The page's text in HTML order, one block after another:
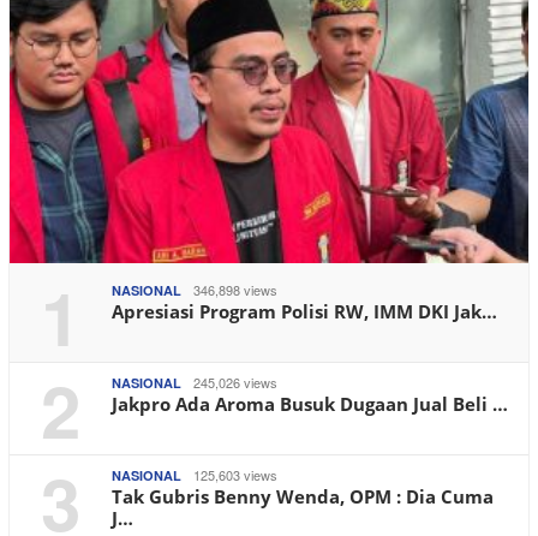
1 NASIONAL 346,898 views
Apresiasi Program Polisi RW, IMM DKI Jak…
2 NASIONAL 245,026 views
Jakpro Ada Aroma Busuk Dugaan Jual Beli …
3 NASIONAL 125,603 views
Tak Gubris Benny Wenda, OPM : Dia Cuma
J…